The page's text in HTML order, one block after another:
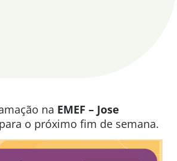
na EMEF – Jose
o próximo fim de semana.